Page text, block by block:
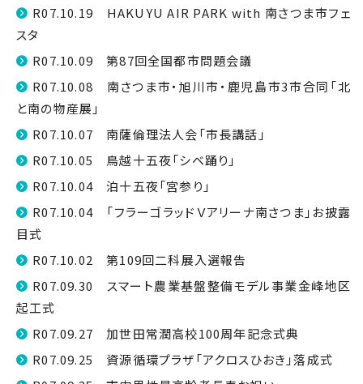
R07.10.19 HAKUYU AIR PARK with 南さつま市フェ
スタ
R07.10.09 第87回全国都市問題会議
R07.10.08 南さつま市・旭川市・鹿児島市3市合同「北
と南の物産展」
R07.10.07 南薩倫理法人会「市長講話」
R07.10.05 鳥越十五夜「シベ踊り」
R07.10.04 泊十五夜「宮参り」
R07.10.04 「フラーゴラッドＶアリーナ南さつま」お披露
目式
R07.10.02 第109回二科展入選報告
R07.09.30 スマート農業基盤整備モデル事業金峰地区
起工式
R07.09.27 加世田常潤高校100周年記念式典
R07.09.25 資源循環プラザ「アクロスひおき」落成式